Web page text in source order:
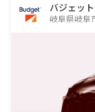
バジェッ
岐阜県岐阜